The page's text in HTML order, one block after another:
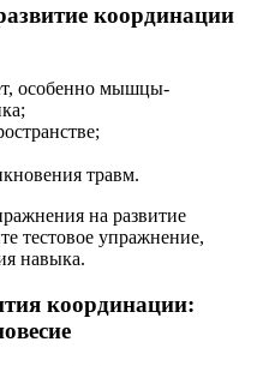
координации
особенно мышцы-
травм.
на развитие
тестовое упражнение,
навыка.
координации: